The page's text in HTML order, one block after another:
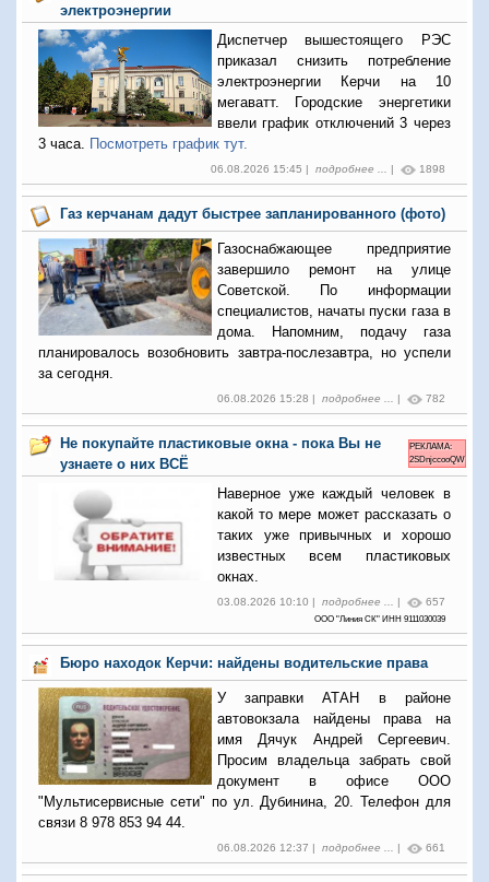
электроэнергии
Диспетчер вышестоящего РЭС
приказал снизить потребление
электроэнергии Керчи на 10
мегаватт. Городские энергетики
ввели график отключений 3 через
3 часа.
Посмотреть график тут.
06.08.2026 15:45 | подробнее ... | 1898
Газ керчанам дадут быстрее запланированного (фото)
Газоснабжающее предприятие
завершило ремонт на улице
Советской. По информации
специалистов, начаты пуски газа в
дома. Напомним, подачу газа
планировалось возобновить завтра-послезавтра, но успели
за сегодня.
06.08.2026 15:28 | подробнее ... | 782
Не покупайте пластиковые окна - пока Вы не
узнаете о них ВСЁ
РЕКЛАМА:
2SDnjccooQW
Наверное уже каждый человек в
какой то мере может рассказать о
таких уже привычных и хорошо
известных всем пластиковых
окнах.
03.08.2026 10:10 | подробнее ... | 657
ООО "Линия СК" ИНН 9111030039
Бюро находок Керчи: найдены водительские права
У заправки АТАН в районе
автовокзала найдены права на
имя Дячук Андрей Сергеевич.
Просим владельца забрать свой
документ в офисе ООО
"Мультисервисные сети" по ул. Дубинина, 20. Телефон для
связи 8 978 853 94 44.
06.08.2026 12:37 | подробнее ... | 661